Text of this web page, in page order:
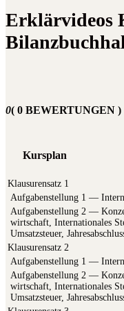
Erklärvideos
0( 0 BEWERTUNGEN )
Kursplan
Klausurensatz 1
Auf­ga­ben­stel­lung 1 —
Auf­ga­ben­stel­lung 2 —
wirt­schaft, Inter­na­tio­na­les
Umsatz­steu­er,
Klausurensatz 2
Auf­ga­ben­stel­lung 1 —
Auf­ga­ben­stel­lung 2 —
wirt­schaft, Inter­na­tio­na­les
Umsatz­steu­er,